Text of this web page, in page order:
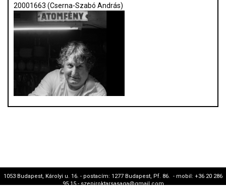
20001663 (Cserna-Szabó András)
1053 Budapest, Károlyi u. 16. - postacím: 1277 Budapest, Pf. 86. - mobil: +36 20 286
95 15 - szepiroktarsasaga@gmail.com